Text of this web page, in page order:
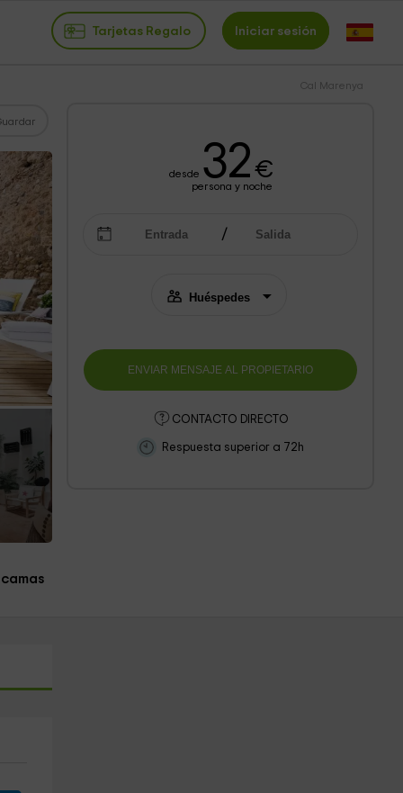
Tarjetas Regalo Iniciar sesión
Cal Marenya
desde 32€
persona y noche
CONTACTO DIRECTO
Respuesta superior a 72h